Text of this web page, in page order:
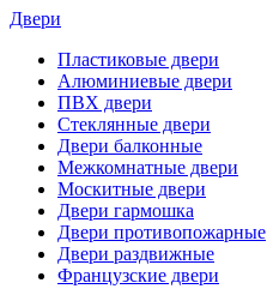
Двери
Пластиковые двери
Алюминиевые двери
ПВХ двери
Стеклянные двери
Двери балконные
Межкомнатные двери
Москитные двери
Двери гармошка
Двери противопожарные
Двери раздвижные
Французские двери